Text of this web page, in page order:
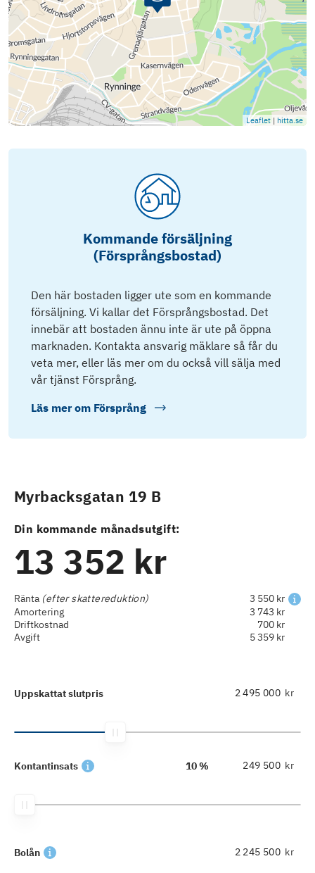
Leaflet | hitta.se
Kommande försäljning
(Försprångsbostad)
Den här bostaden ligger ute som en kommande
försäljning. Vi kallar det Försprångsbostad. Det
innebär att bostaden ännu inte är ute på öppna
marknaden. Kontakta ansvarig mäklare så får du
veta mer, eller läs mer om du också vill sälja med
vår tjänst Försprång.
Läs mer om Försprång
Myrbacksgatan 19 B
Din kommande månadsutgift:
13 352 kr
Ränta (efter skattereduktion)
3 550 kr
Amortering
3 743 kr
Driftkostnad
700 kr
Avgift
5 359 kr
Uppskattat slutpris kr
Kontantinsats 10 % kr
Bolån kr